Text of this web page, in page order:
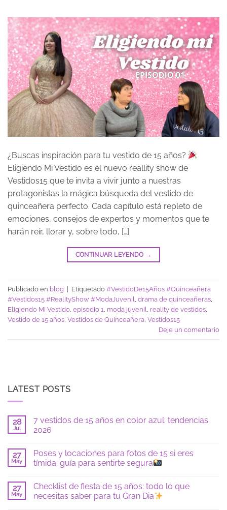
¿Buscas inspiración para tu vestido de 15 años?
Eligiendo Mi Vestido es el nuevo reallity show de
Vestidos15 que te invita a vivir junto a nuestras
protagonistas la mágica búsqueda del vestido de
quinceañera perfecto. Cada capítulo está repleto de
emociones, consejos de expertos y momentos que te
harán reír, llorar y, sobre todo, […]
CONTINUAR LEYENDO →
Publicado en blog Etiquetado #VestidoDe15Años #Quinceañera
#Vestidos15 #RealityShow #ModaJuvenil, drama de quinceañeras,
Eligiendo Mi Vestido, episodio 1, moda juvenil, reality de vestidos,
Vestido de 15 años, Vestidos de Quinceañera, Vestidos15
Deje un comentario
LATEST POSTS
28
Jul
7 vestidos de 15 años en color azul: tendencias
2026
comentarios
en
7
15
años
en
27
May
Poses y locaciones para fotos de 15 si eres
tímida: guía para sentirte segura
comentarios
en
Poses
27
May
Checklist de fiesta de 15 años: todo lo que
necesitas saber para tu Gran Dia